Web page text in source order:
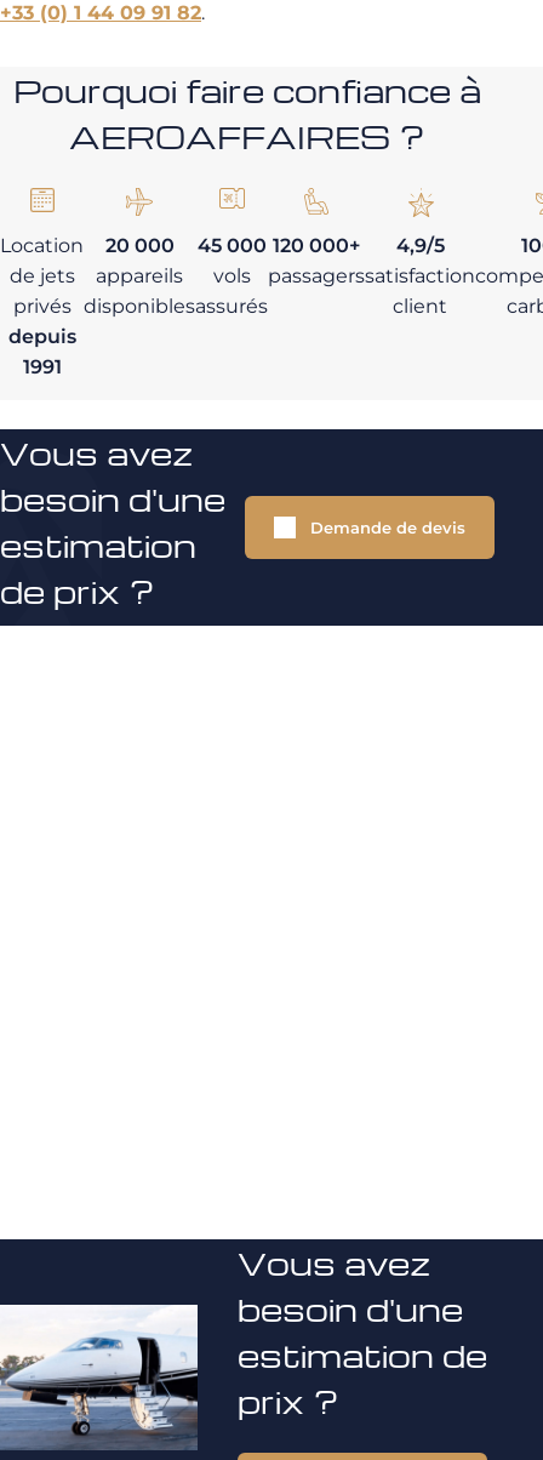
+33 (0) 1 44 09 91 82.
Pourquoi faire confiance à
AEROAFFAIRES ?
Location
de jets
privés
depuis
1991
20 000
appareils
disponibles
45 000
vols
assurés
120 000+
passagers
4,9/5
satisfaction
client
Vous avez
besoin d'une
estimation
de prix ?
Demande de devis
Vous avez
besoin d'une
estimation de
prix ?